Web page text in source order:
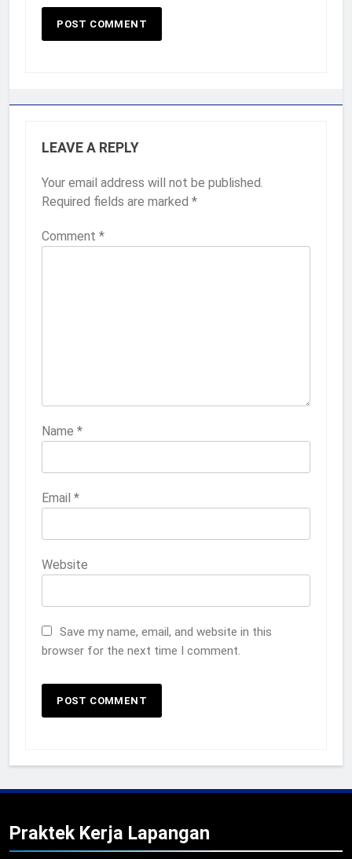
LEAVE A REPLY
Your email address will not be published.
Required fields are marked *
Comment *
Name *
Email *
Website
Save my name, email, and website in this
browser for the next time I comment.
Praktek Kerja Lapangan